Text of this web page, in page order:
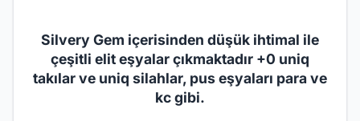
Silvery Gem içerisinden düşük ihtimal ile
çeşitli elit eşyalar çıkmaktadır +0 uniq
takılar ve uniq silahlar, pus eşyaları para ve
kc gibi.